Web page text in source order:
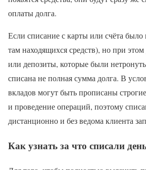
оплаты долга.
Если списание с карты или счёта
там находящихся средств), но при
или депозиты, которые были
списана не полная сумма долга. В
вкладов могут быть прописаны
и проведение операций, поэтому
дистанционно и без ведома клиента
Как узнать за что списали